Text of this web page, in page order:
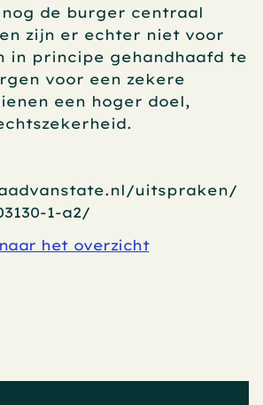
de burger centraal
zijn er echter niet voor
in principe gehandhaafd te
voor een zekere
een hoger doel,
uitspraken/
1-a2/
het overzicht